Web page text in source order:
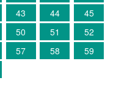
43 44
45
50 51
52
57 58
59